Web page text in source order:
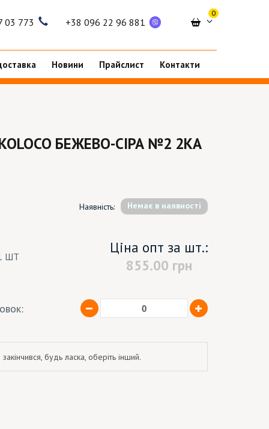
03 773 +38 096 22 96 881
0
Новини Прайслист Контакти
БЕЖЕВО-СІРА №2 2КА
Наявність: Немає в наявності
ШТ
Ціна опт за шт.:
855.00 грн
будь ласка, оберіть інший.